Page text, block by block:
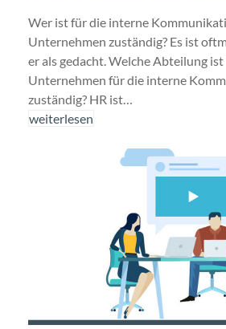
Wer ist für die interne
Unternehmen zuständig? Es ist
er als gedacht. Welche Abteilung
Unternehmen für die interne
zuständig? HR ist…
weit­er­lesen